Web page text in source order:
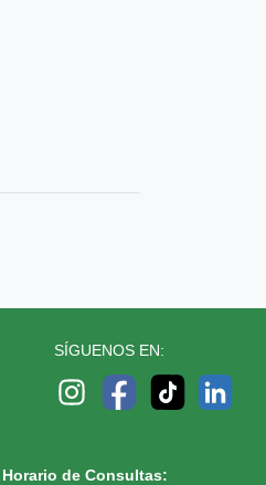
SÍGUENOS EN:
Horario de Consultas: